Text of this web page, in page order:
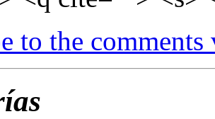
to the comments